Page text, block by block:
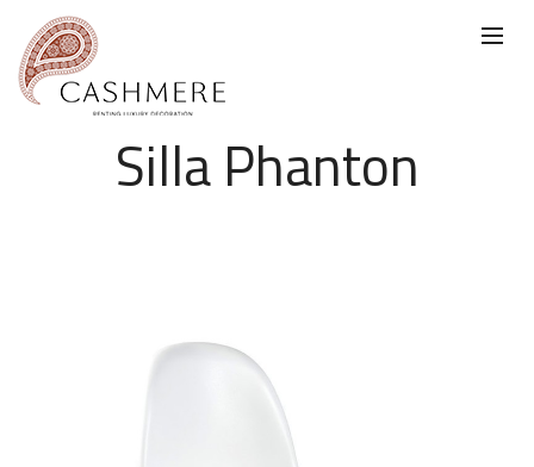
Silla Phanton